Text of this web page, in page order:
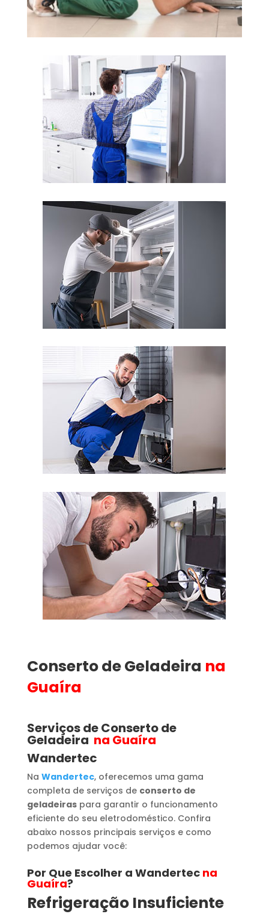
Conserto de Geladeira na
Guaíra
Serviços de Conserto de
Geladeira na Guaíra
Wandertec
Na Wandertec, oferecemos uma gama
completa de serviços de conserto de
geladeiraspara garantir o funcionamento
eficiente do seu eletrodoméstico. Confira
abaixo nossos principais serviços e como
podemos ajudar você:
Por Que Escolher a Wandertec na
Guaíra?
Refrigeração Insuficiente